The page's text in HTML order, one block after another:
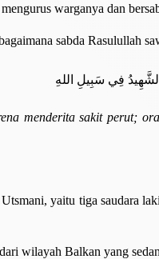
warganya dan
sabda Rasulullah
فِي سَبِيلِ اللهِ
menderita sakit perut;
yaitu tiga saudara
wilayah Balkan yang